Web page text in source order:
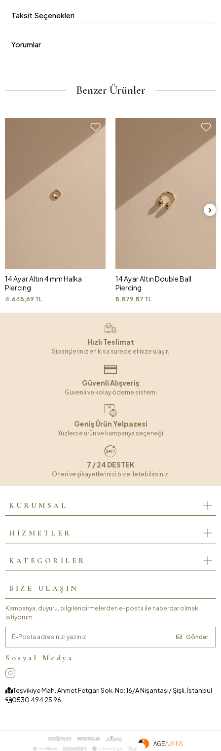
Taksit Seçenekleri
Yorumlar
Benzer Ürünler
14 Ayar Altın 4 mm Halka
Piercing
4.648,69 TL
14 Ayar Altın Double Ball
Piercing
8.879,87 TL
Hızlı Teslimat
Siparişleriniz en kısa sürede elinize ulaşır.
Güvenli Alışveriş
Güvenli ve kolay ödeme sistemi
Geniş Ürün Yelpazesi
Yüzlerce ürün ve kampanya seçeneği
7 / 24 DESTEK
Öneri ve şikayetlerinizi bize iletebilirsiniz.
KURUMSAL
HİZMETLER
KATEGORİLER
BİZE ULAŞIN
Kampanya, duyuru, bilgilendirmelerden e-posta ile haberdar olmak
istiyorum.
Gönder
Sosyal Medya
Teşvikiye Mah. Ahmet Fetgari Sok. No: 16/A Nişantaşı/ Şişli, İstanbul
0530 494 25 96